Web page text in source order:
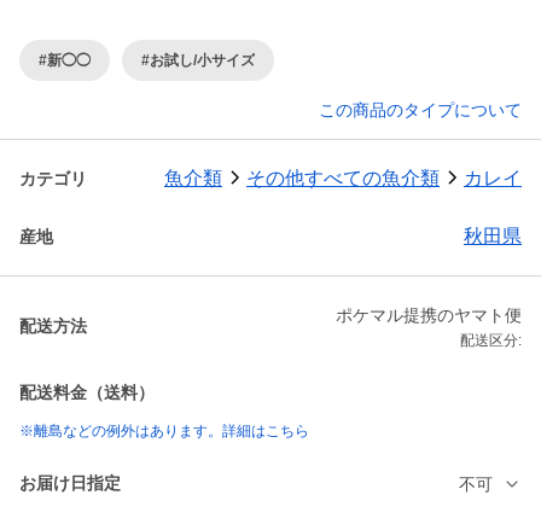
#新◯◯ #お試し/小サイズ
この商品のタイプについて
カテゴリ 魚介類 その他すべての魚介類 カレイ
産地 秋田県
配送方法
ポケマル提携のヤマト便
配送区分:
配送料金（送料）
※離島などの例外はあります。詳細はこちら
お届け日指定 不可